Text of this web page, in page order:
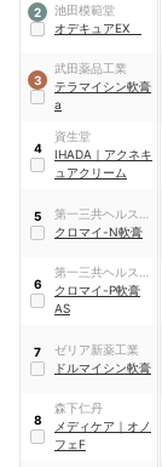
2
池田模範堂
オデキュアEX
3
武田薬品工業
テラマイシン軟膏
a
4
資生堂
IHADA ｜ アクネキ
ュアクリーム
5
第一三共ヘルスケ
ア
クロマイ-N軟膏
6
第一三共ヘルスケ
ア
クロマイ-P軟膏
AS
7
ゼリア新薬工業
ドルマイシン軟膏
8
森下仁丹
メディケア ｜ オノ
フェF